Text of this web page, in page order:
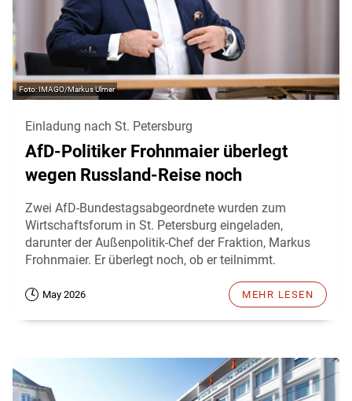
IMAGO/Markus Ulmer
Einladung nach St. Petersburg
AfD-Politiker Frohnmaier überlegt
wegen Russland-Reise noch
Zwei AfD-Bundestagsabgeordnete wurden zum
Wirtschaftsforum in St. Petersburg eingeladen,
darunter der Außenpolitik-Chef der Fraktion, Markus
Frohnmaier. Er überlegt noch, ob er teilnimmt.
May 2026 MEHR LESEN